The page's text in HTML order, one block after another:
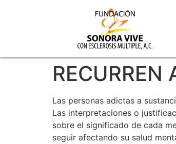
Las personas adictas a
Las interpretaciones o
sobre el significado de cada
seguir afectando su salud